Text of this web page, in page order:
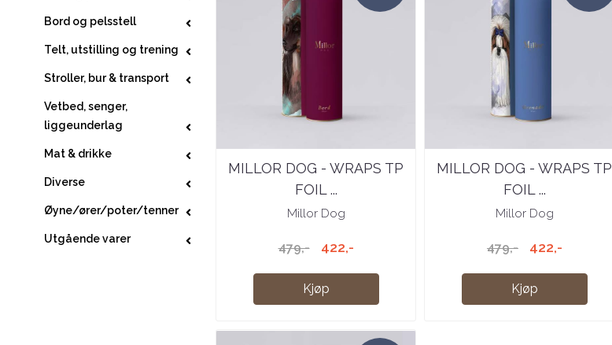
Bord og pelsstell
Telt, utstilling og trening
Stroller, bur & transport
Vetbed, senger,
liggeunderlag
Mat & drikke
Diverse
Øyne/ører/poter/tenner
Utgående varer
MILLOR DOG - WRAPS TP
FOIL ...
Millor Dog
479,- 422,-
Kjøp
MILLOR DOG - WRAPS TP
FOIL ...
Millor Dog
479,- 422,-
Kjøp